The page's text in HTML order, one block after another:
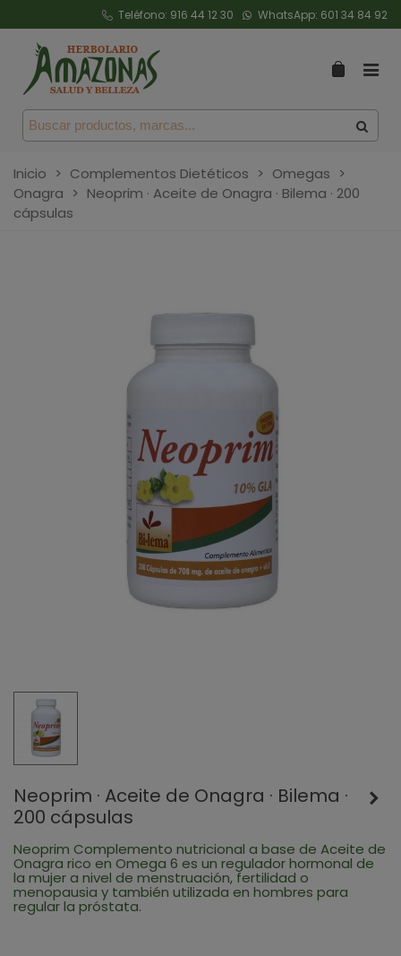
Teléfono: 916 44 12 30 WhatsApp: 601 34 84 92
Inicio > Complementos Dietéticos > Omegas >
Onagra > Neoprim · Aceite de Onagra · Bilema · 200
cápsulas
Neoprim · Aceite de Onagra · Bilema ·
200 cápsulas
Neoprim Complemento nutricional a base de Aceite de
Onagra rico en Omega 6 es un regulador hormonal de
la mujer a nivel de menstruación, fertilidad o
menopausia y también utilizada en hombres para
regular la próstata.